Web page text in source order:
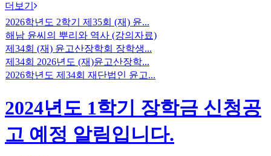
더보기
2026학년도 2학기 제35회 (재) 윤...
해남 윤씨의 뿌리와 역사 (강의자료)
제34회 (재) 윤고산장학회 장학생...
제34회 2026년도 (재)윤고산장학...
2026학년도 제34회 재단법인 윤고...
2024년도 1학기 장학금 신청공
고 예정 알림입니다.